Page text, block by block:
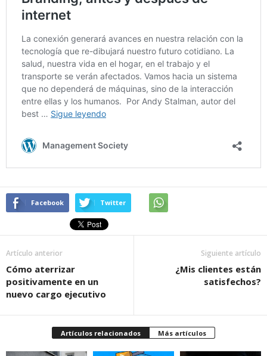
Facebook Twitter
Artículo anterior
Cómo aterrizar
positivamente en un
nuevo cargo ejecutivo
Siguiente artículo
¿Mis clientes están
satisfechos?
Artículos relacionados Más artículos